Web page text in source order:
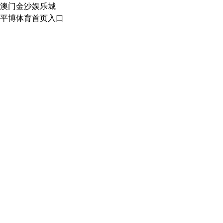
澳门金沙娱乐城
平博体育首页入口